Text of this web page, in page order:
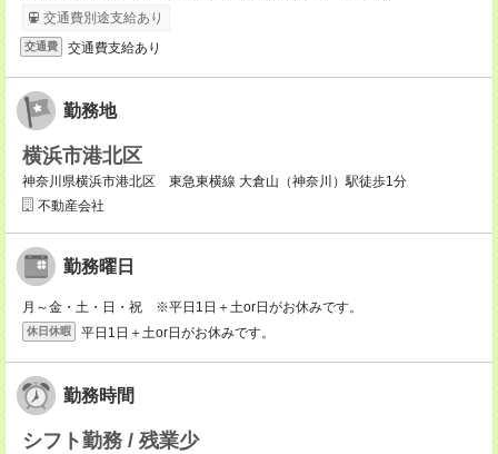
交通費別途支給あり
交通費 交通費支給あり
勤務地
横浜市港北区
神奈川県横浜市港北区 東急東横線 大倉山（神奈川）駅徒歩1分
不動産会社
勤務曜日
月～金・土・日・祝 ※平日1日＋土or日がお休みです。
休日休暇 平日1日＋土or日がお休みです。
勤務時間
シフト勤務 / 残業少